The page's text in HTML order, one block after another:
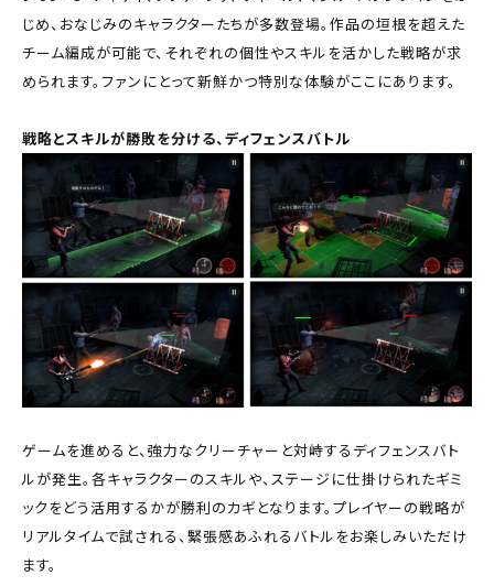
じめ、おなじみのキャラクターたちが多数登場。作品の垣根を超えた
チーム編成が可能で、それぞれの個性やスキルを活かした戦略が求
められます。ファンにとって新鮮かつ特別な体験がここにあります。
戦略とスキルが勝敗を分ける、ディフェンスバトル
ゲームを進めると、強力なクリーチャーと対峙するディフェンスバト
ルが発生。各キャラクターのスキルや、ステージに仕掛けられたギミ
ックをどう活用するかが勝利のカギとなります。プレイヤーの戦略が
リアルタイムで試される、緊張感あふれるバトルをお楽しみいただけ
ます。